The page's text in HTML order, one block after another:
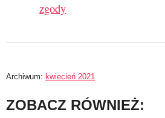
zgody
Archiwum: kwiecień 2021
ZOBACZ RÓWNIEŻ: